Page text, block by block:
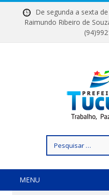
De segunda a sexta
Raimundo Ribeiro de
por:
MENU